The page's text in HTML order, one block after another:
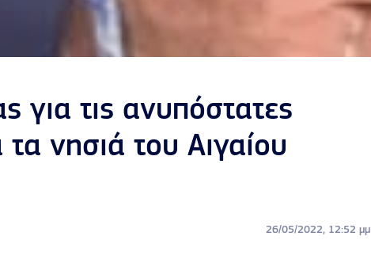
για τις ανυπόστατες
τα νησιά του Αιγαίου
26/05/2022, 12:52 μμ